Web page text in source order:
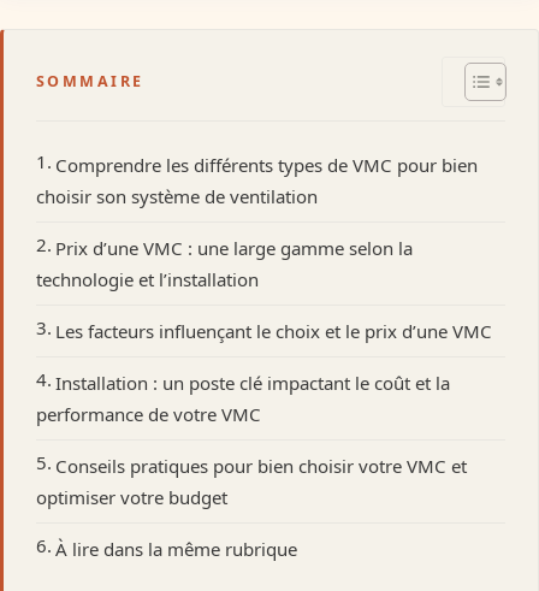
SOMMAIRE
Comprendre les différents types de VMC pour bien
choisir son système de ventilation
Prix d’une VMC : une large gamme selon la
technologie et l’installation
Les facteurs influençant le choix et le prix d’une VMC
Installation : un poste clé impactant le coût et la
performance de votre VMC
Conseils pratiques pour bien choisir votre VMC et
optimiser votre budget
À lire dans la même rubrique